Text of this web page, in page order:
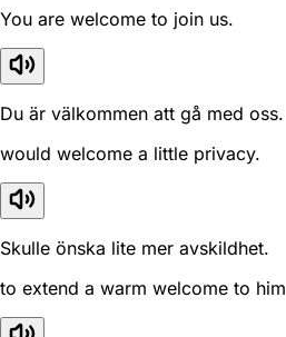
You are welcome to join us.
Du är välkommen att gå med oss.
would welcome a little privacy.
Skulle önska lite mer avskildhet.
to extend a warm welcome to him